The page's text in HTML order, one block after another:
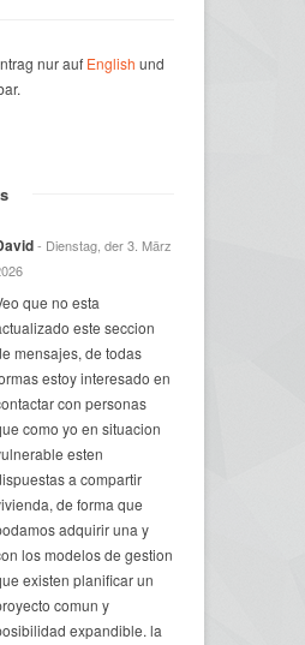
nur auf English und
- Dienstag, der 3. März
que no esta
este seccion
mensajes, de todas
estoy interesado en
con personas
como yo en situacion
esten
a compartir
de forma que
adquirir una y
los modelos de gestion
existen planificar un
comun y
expandible. la